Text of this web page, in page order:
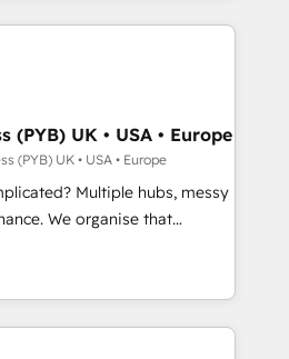
Built to convert, scale, and
across technology,
services and
in Johannesburg, Cape
AI visibility coverage
Perplexity, Gemini and
Award - Platform
Impact Award -
(PYB) UK • USA • Europe
(PYB) UK • USA • Europe
Multiple hubs, messy
that
can put HubSpot to work...
help with: • CRM
workflows, and team
from Salesforce, Pipedrive,